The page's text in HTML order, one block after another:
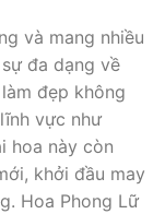
và mang nhiều
đa dạng về
đẹp không
vực như
hoa này còn
khởi đầu may
Hoa Phong Lữ